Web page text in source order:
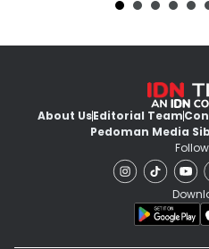
About UsEditorial Team
Pedoman Media